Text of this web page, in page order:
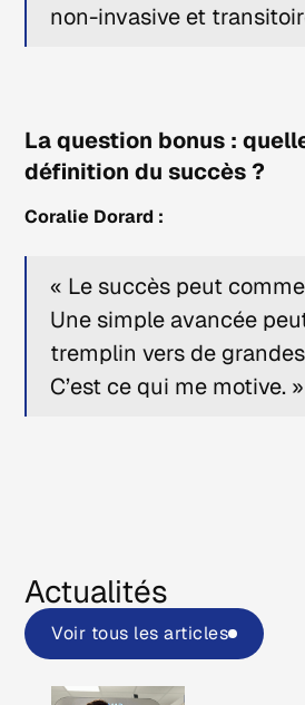
non-invasive et
La question bonus :
définition du succès ?
Coralie Dorard :
« Le succès peut
Une simple avancée
tremplin vers de
C’est ce qui me motive. »
Actualités
Voir tous les articles